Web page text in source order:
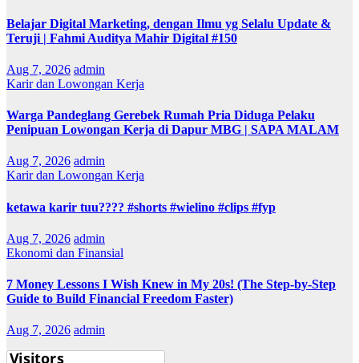
Belajar Digital Marketing, dengan Ilmu yg Selalu Update &
Teruji | Fahmi Auditya Mahir Digital #150
Aug 7, 2026 admin
Karir dan Lowongan Kerja
Warga Pandeglang Gerebek Rumah Pria Diduga Pelaku
Penipuan Lowongan Kerja di Dapur MBG | SAPA MALAM
Aug 7, 2026 admin
Karir dan Lowongan Kerja
ketawa karir tuu???? #shorts #wielino #clips #fyp
Aug 7, 2026 admin
Ekonomi dan Finansial
7 Money Lessons I Wish Knew in My 20s! (The Step-by-Step
Guide to Build Financial Freedom Faster)
Aug 7, 2026 admin